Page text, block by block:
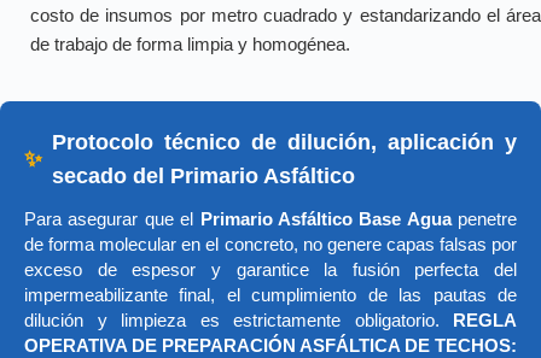
costo de insumos por metro cuadrado y estandarizando el área
de trabajo de forma limpia y homogénea.
✨
Protocolo técnico de dilución, aplicación y
secado del Primario Asfáltico
Para asegurar que el Primario Asfáltico Base Aguapenetre
de forma molecular en el concreto, no genere capas falsas por
exceso de espesor y garantice la fusión perfecta del
impermeabilizante final, el cumplimiento de las pautas de
dilución y limpieza es estrictamente obligatorio.
REGLA
OPERATIVA DE PREPARACIÓN ASFÁLTICA DE TECHOS: